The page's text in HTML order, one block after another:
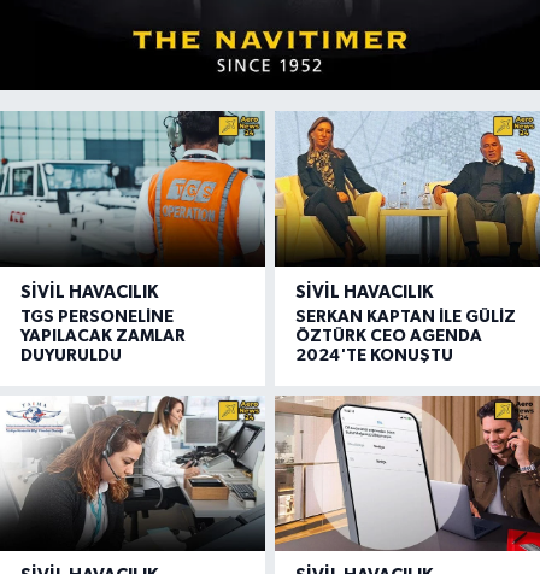
SIVIL HAVACILIK
TGS PERSONELİNE
YAPILACAK ZAMLAR
DUYURULDU
SIVIL HAVACILIK
SERKAN KAPTAN İLE GÜLİZ
ÖZTÜRK CEO AGENDA
2024'TE KONUŞTU